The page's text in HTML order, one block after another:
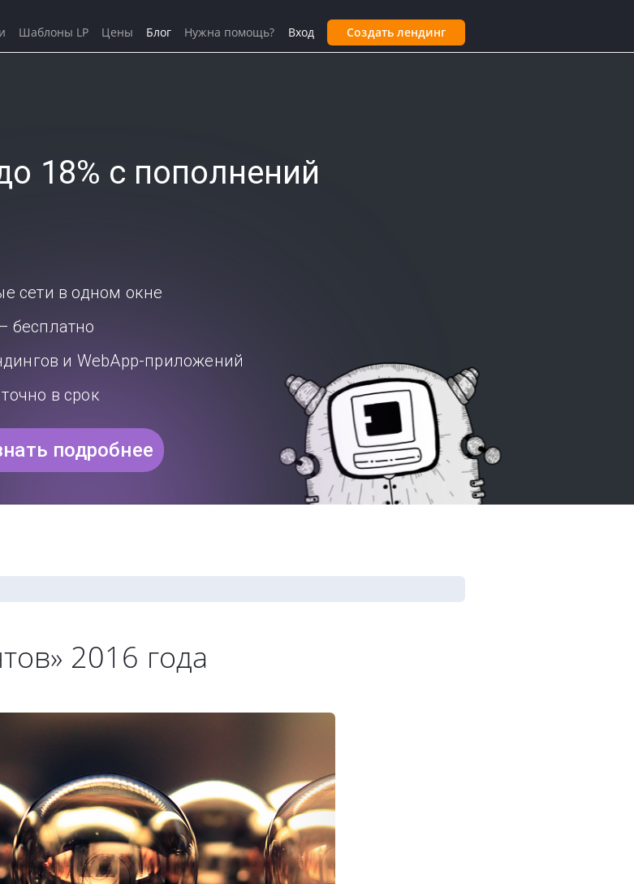
18% с пополнений
сети в одном окне
бесплатно
и WebApp-приложений
в срок
подробнее
2016 года
Вход Создать лендинг
Шаблоны LP Цены Блог Нужна помощь?